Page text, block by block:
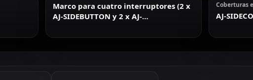
Marco para cuatro interruptores (2 x
AJ-SIDEBUTTON y 2 x AJ-
Coberturas
AJ-